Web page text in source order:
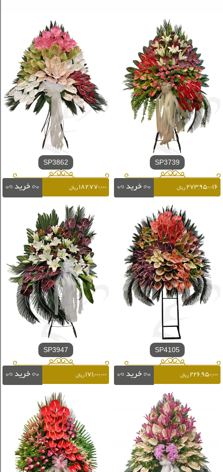
SP3739
۲۷۳,۹۵۰,۰۱۶ریال
SP3862
۱۸۲,۷۷۰,۰۰۰ریال
SP4105
۲۲۶,۹۵۰,۰۰۰ریال
SP3947
۱۷۱,۰۰۰,۰۰۰ریال